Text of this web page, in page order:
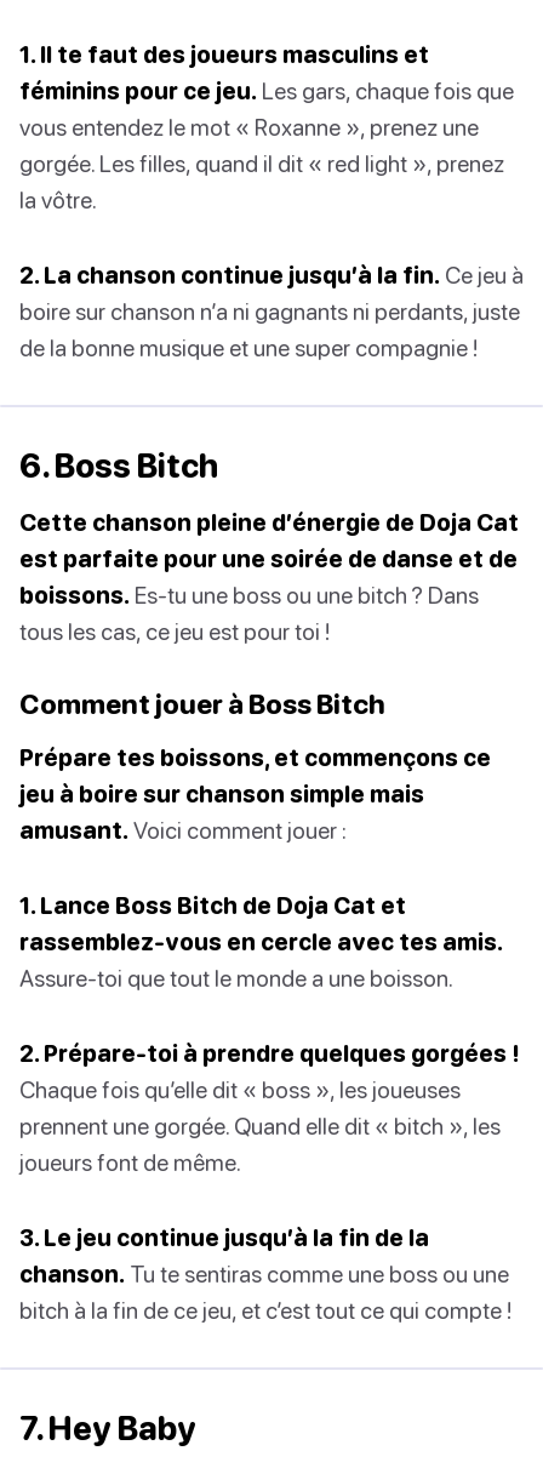
1. Il te faut des joueurs masculins et
féminins pour ce jeu. Les gars, chaque fois que
vous entendez le mot « Roxanne », prenez une
gorgée. Les filles, quand il dit « red light », prenez
la vôtre.
2. La chanson continue jusqu’à la fin. Ce jeu à
boire sur chanson n’a ni gagnants ni perdants, juste
de la bonne musique et une super compagnie !
6. Boss Bitch
Cette chanson pleine d’énergie de Doja Cat
est parfaite pour une soirée de danse et de
boissons. Es-tu une boss ou une bitch ? Dans
tous les cas, ce jeu est pour toi !
Comment jouer à Boss Bitch
Prépare tes boissons, et commençons ce
jeu à boire sur chanson simple mais
amusant. Voici comment jouer :
1. Lance Boss Bitch de Doja Cat et
rassemblez-vous en cercle avec tes amis.
Assure-toi que tout le monde a une boisson.
2. Prépare-toi à prendre quelques gorgées !
Chaque fois qu’elle dit « boss », les joueuses
prennent une gorgée. Quand elle dit « bitch », les
joueurs font de même.
3. Le jeu continue jusqu’à la fin de la
chanson. Tu te sentiras comme une boss ou une
bitch à la fin de ce jeu, et c’est tout ce qui compte !
7. Hey Baby